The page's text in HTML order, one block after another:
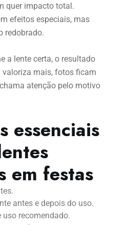
quer impacto total.
efeitos especiais, mas
redobrado.
a lente certa, o resultado
mais, fotos ficam
atenção pelo motivo
essenciais
em festas
antes e depois do uso.
uso recomendado.